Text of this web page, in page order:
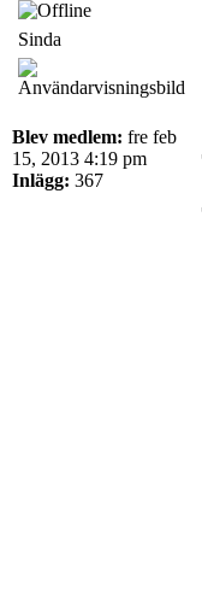
Sinda
Blev medlem: fre feb
15, 2013 4:19 pm
Inlägg: 367